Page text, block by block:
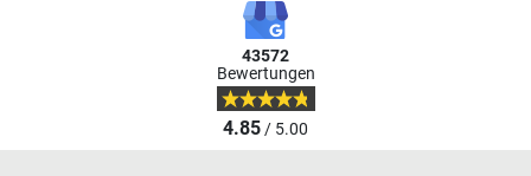
43572
Bewertungen
4.85/ 5.00